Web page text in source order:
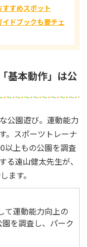
すめスポット
ドブックも要チェ
基本動作」は公
公園遊び。運動能力
。スポーツトレーナ
以上もの公園を調査
る遠山健太先生が、
ます。
て運動能力向上の
を調査し、パーク